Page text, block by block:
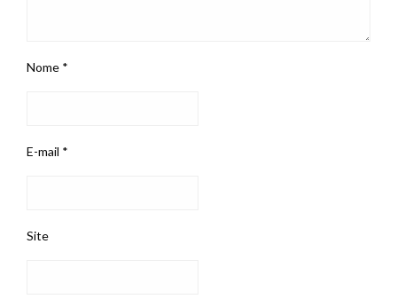
Nome *
E-mail *
Site